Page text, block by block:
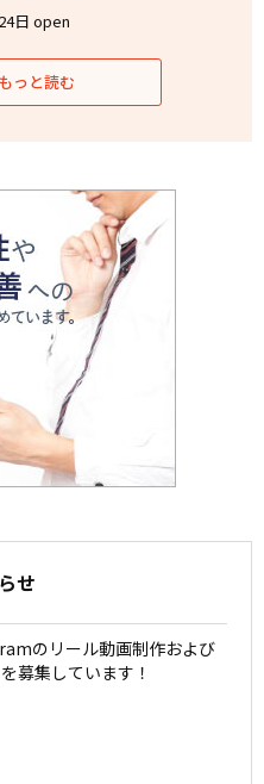
日 open
っと読む
せ
のリール動画制作および
募集しています！